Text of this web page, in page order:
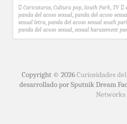
Caricaturas, Cultura pop, South Park, TV
panda del acoso sexual, panda del acoso
sexual letra, panda del acoso sexual south
panda del acoso sexual, sexual harassment
Copyright © 2026Curiosidades
desarrollado por Sputnik Dream
Networks